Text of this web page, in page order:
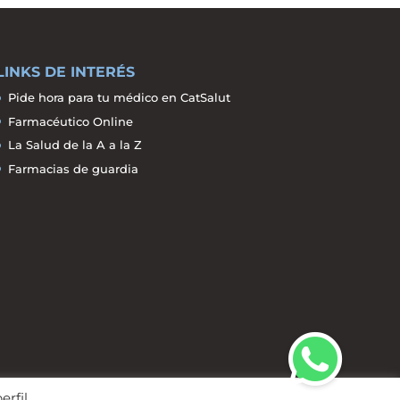
DE INTERÉS
Pide hora para tu médico en CatSalut
Farmacéutico Online
La Salud de la A a la Z
Farmacias de guardia